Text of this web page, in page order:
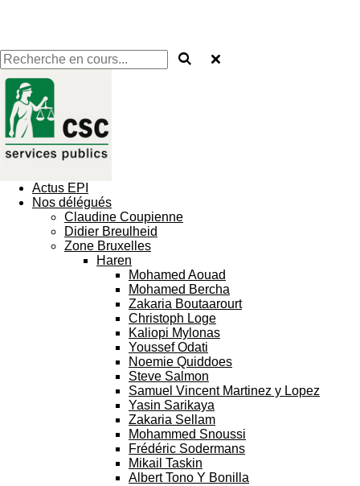
Actus EPI
Nos délégués
Claudine Coupienne
Didier Breulheid
Zone Bruxelles
Haren
Mohamed Aouad
Mohamed Bercha
Zakaria Boutaarourt
Christoph Loge
Kaliopi Mylonas
Youssef Odati
Noemie Quiddoes
Steve Salmon
Samuel Vincent Martinez y Lopez
Yasin Sarikaya
Zakaria Sellam
Mohammed Snoussi
Frédéric Sodermans
Mikail Taskin
Albert Tono Y Bonilla